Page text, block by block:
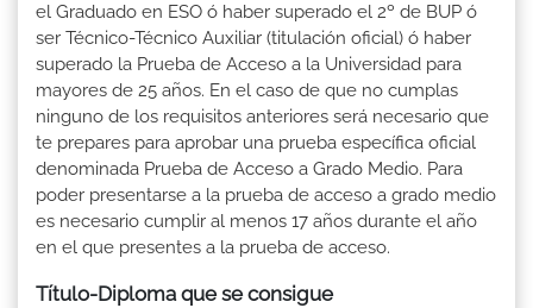
el Graduado en ESO ó haber superado el 2º de BUP ó
ser Técnico-Técnico Auxiliar (titulación oficial) ó haber
superado la Prueba de Acceso a la Universidad para
mayores de 25 años. En el caso de que no cumplas
ninguno de los requisitos anteriores será necesario que
te prepares para aprobar una prueba específica oficial
denominada Prueba de Acceso a Grado Medio. Para
poder presentarse a la prueba de acceso a grado medio
es necesario cumplir al menos 17 años durante el año
en el que presentes a la prueba de acceso.
Título-Diploma que se consigue